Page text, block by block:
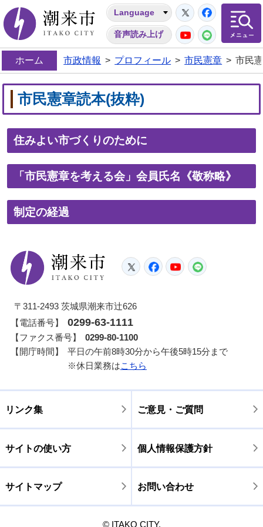
潮来市
Language
音声読み上げ
Twitter
YouTube
LINE
ホーム 市政情報 > プロフィール > 市民憲章 > 市民
市民憲章読本(抜粋)
住みよい市づくりのために
「市民憲章を考える会」会員氏名《敬称略》
制定の経過
潮来市
TwitterFacebook
YouTube
〒311-2493 茨城県潮来市辻626
【電話番号】
0299-63-1111
【ファクス番号】
0299-80-1100
【開庁時間】
平日の午前8時30分から午後5時15分まで
※休日業務はこちら
リンク集 ご意見・ご質問
サイトの使い方 個人情報保護方針
サイトマップ お問い合わせ
© ITAKO CITY.